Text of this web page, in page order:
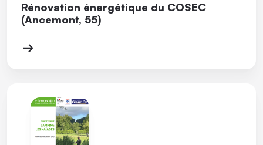
Rénovation énergétique du COSEC
(Ancemont, 55)